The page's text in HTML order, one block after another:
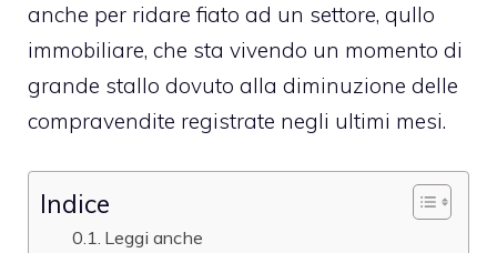
anche per ridare fiato ad un settore, qullo
immobiliare, che sta vivendo un momento di
grande stallo dovuto alla diminuzione delle
compravendite registrate negli ultimi mesi.
Indice
Leggi anche